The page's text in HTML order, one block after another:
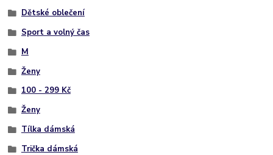
Dětské oblečení
Sport a volný čas
M
Ženy
100 - 299 Kč
Ženy
Tílka dámská
Trička dámská